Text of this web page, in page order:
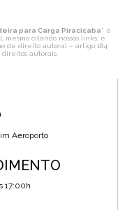
para Carga Piracicaba" é
citando nossos links, é
de direito autoral – artigo 184
direitos autorais.
Aeroporto
17:00h